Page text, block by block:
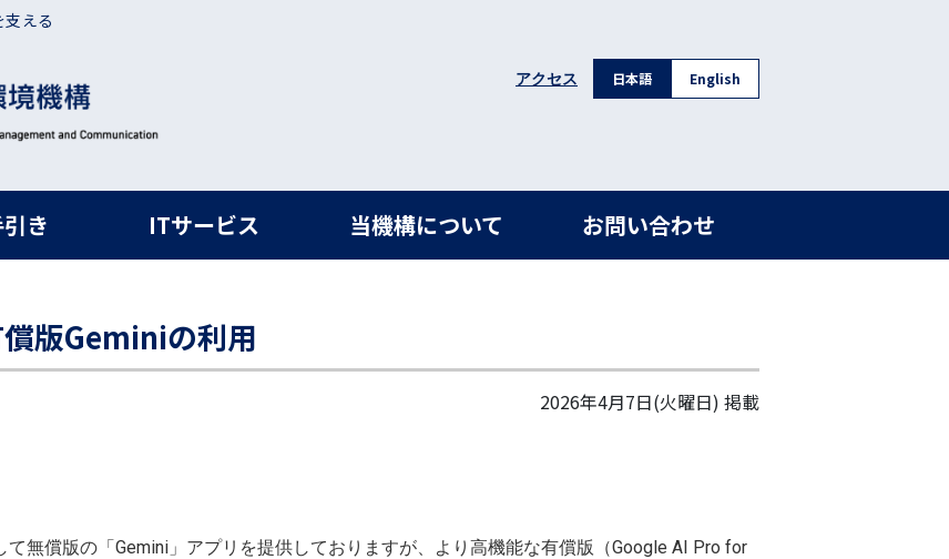
える
アクセス 日本語 English
ビ
き ITサービス 当機構について お問い合わせ
版Geminiの利用
2026年4月7日(火曜日) 掲載
無償版の「Gemini」アプリを提供しておりますが、より高機能な有償版（Google AI Pro for